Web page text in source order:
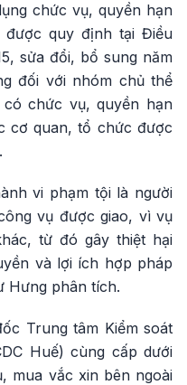
chức vụ, quyền hạn
quy định tại Điều
sửa đổi, bổ sung năm
đối với nhóm chủ thể
chức vụ, quyền hạn
cơ quan, tổ chức được
vi phạm tội là người
vụ được giao, vì vụ
từ đó gây thiệt hại
và lợi ích hợp pháp
Hưng phân tích.
Trung tâm Kiểm soát
Huế) cùng cấp dưới
mua vắc xin bên ngoài